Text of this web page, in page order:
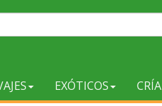
EXÓTICOS CRÍA